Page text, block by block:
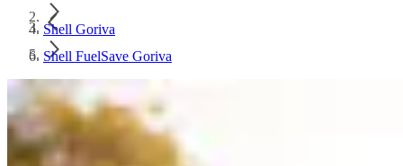
Shell Goriva
Shell FuelSave Goriva